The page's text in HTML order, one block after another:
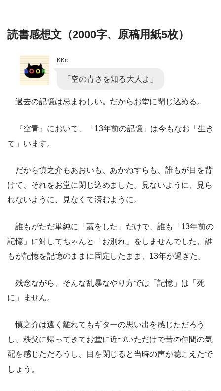
読書感想文（2000字、原稿用紙5枚）
KKc
「空の青さを知る大人よ」
過去の記憶は忌まわしい。だからお堂に閉じ込める。
『空青』において、「13年前の記憶」は今もなお「生き
て」います。
だから慎之介もあおいも、あかねすらも、誰もが目を背
けて、それをお堂に閉じ込めました。見ないように、見ら
れないように、見なくて済むように。
誰もがただ単純に「蓋をした」だけで、誰も「13年前の
記憶」に対してちゃんと「お別れ」をしませんでした。誰
もが記憶を記憶のままに固定したまま、13年が過ぎた。
残念ながら、そんな乱暴なやり方では「記憶」は「死
に」ません。
慎之介は遠く離れてもギターの思い出を感じただろう
し、秩父に帰ってきてお堂に近づいただけで昔の仲間の気
配を感じただろうし、目を閉じると当時の声が聴こえたで
しょう。